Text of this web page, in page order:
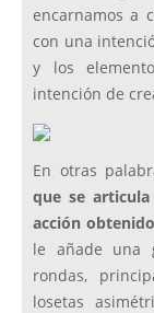
encarnamos a
con una
y los
intención de
En otras
que se
acción
le añade una
rondas,
losetas